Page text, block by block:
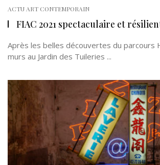
ACTU ART CONTEMPORAIN
FIAC 2021 spectaculaire et
Après les belles découvertes du parcours
murs au Jardin des Tuileries ...